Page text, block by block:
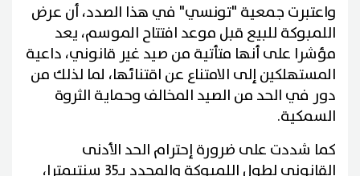
واعتبرت جمعية "تونسي" في هذا الصدد، أن عرض
اللمبوكة للبيع قبل موعد افتتاح الموسم، يعد
مؤشرا على أنها متأتية من صيد غير قانوني، داعية
المستهلكين إلى الامتناع عن اقتنائها، لما لذلك من
دور في الحد من الصيد المخالف وحماية الثروة
السمكية.
كما شددت على ضرورة إحترام الحد الأدنى
القانوني لطول اللمبوكة والمحدد بـ35 سنتيمترا،